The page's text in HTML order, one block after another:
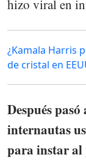
hizo viral en
¿Kamala Harris
de cristal en
Después
internautas
para instar al